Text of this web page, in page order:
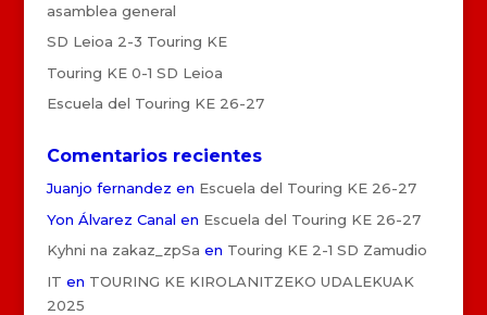
asamblea general
SD Leioa 2-3 Touring KE
Touring KE 0-1 SD Leioa
Escuela del Touring KE 26-27
Comentarios recientes
Juanjo fernandez en Escuela del Touring KE 26-27
Yon Álvarez Canal en Escuela del Touring KE 26-27
Kyhni na zakaz_zpSa en Touring KE 2-1 SD Zamudio
IT en TOURING KE KIROLANITZEKO UDALEKUAK
2025